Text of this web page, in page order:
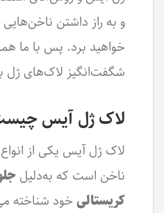
و به راز داشتن
خواهید برد. پس با ما
شگفت‌انگیز لاک‌های ژل
لاک ژل آیس
لاک ژل آیس یکی از
ناخن است که به‌دلیل
کریستالیخود شناخته